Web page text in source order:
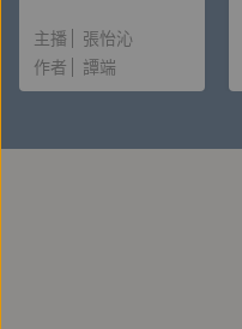
主播
張怡沁
作者
譚端